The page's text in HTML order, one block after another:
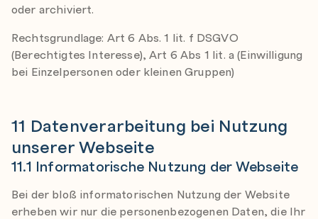
oder archiviert.
Rechtsgrundlage: Art 6 Abs. 1 lit. f DSGVO
(Berechtigtes Interesse), Art 6 Abs 1 lit. a (Einwilligung
bei Einzelpersonen oder kleinen Gruppen)
11 Datenverarbeitung bei Nutzung
unserer Webseite
11.1 Informatorische Nutzung der Webseite
Bei der bloß informatorischen Nutzung der Website
erheben wir nur die personenbezogenen Daten, die Ihr